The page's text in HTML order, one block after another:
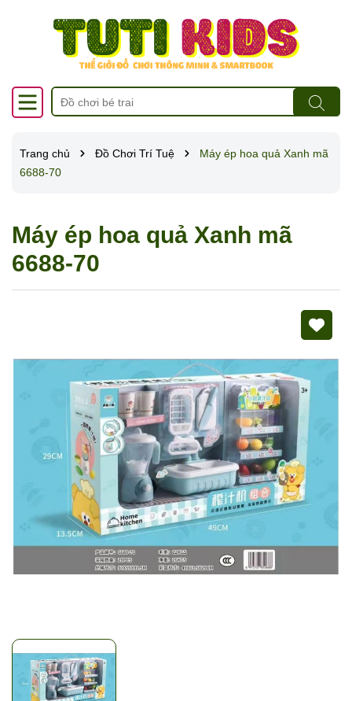
Trang chủ Đồ Chơi Trí Tuệ
Máy ép hoa quả Xanh mã
6688-70
Máy ép hoa quả Xanh mã
6688-70
Mã giảm giá:
Ngày hết hạn: